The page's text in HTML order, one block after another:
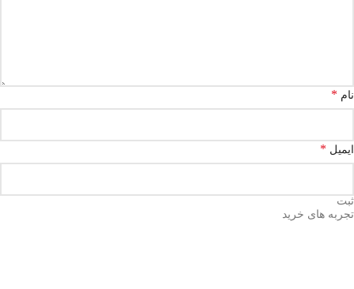
نام *
ایمیل *
تجربه های خرید